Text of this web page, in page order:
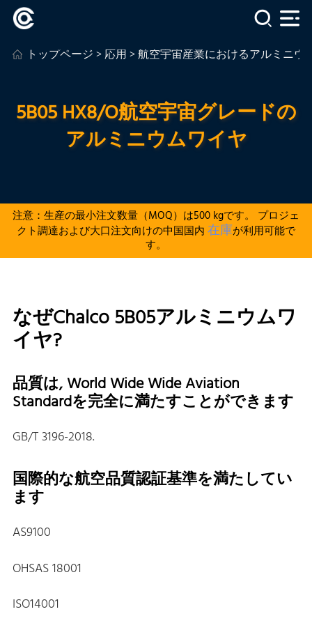
トップページ>応用>航空宇宙産業におけるアルミニウ
5B05 HX8/O航空宇宙グレードの
アルミニウムワイヤ
注意：生産の最小注文数量（MOQ）は500 kgです。 プロジェ
クト調達および大口注文向けの中国国内 在庫が利用可能で
す。
なぜChalco 5B05アルミニウムワ
イヤ?
品質は, World Wide Wide Aviation
Standardを完全に満たすことができます
GB/T 3196-2018.
国際的な航空品質認証基準を満たしてい
ます
AS9100
OHSAS 18001
ISO14001